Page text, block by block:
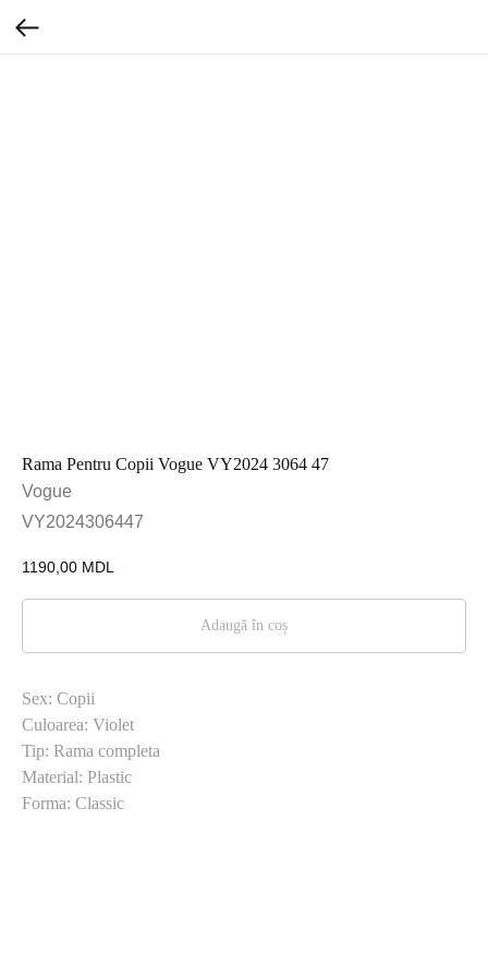
Rama Pentru Copii Vogue VY2024 3064 47
Vogue
VY2024306447
1190,00 MDL
Adaugă în coș
Sex: Copii
Culoarea: Violet
Tip: Rama completa
Material: Plastic
Forma: Classic